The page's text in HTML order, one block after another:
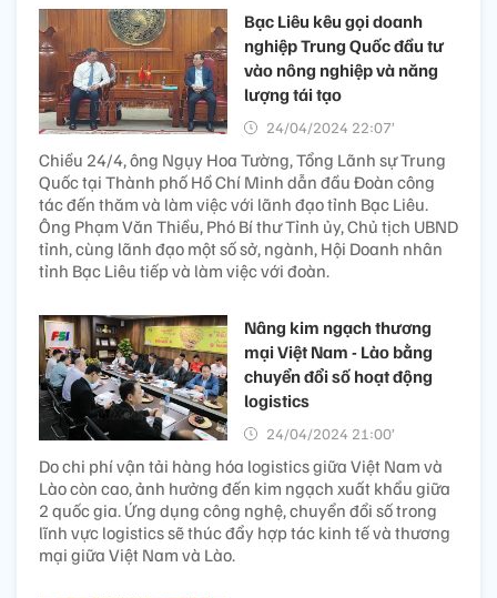
Bạc Liêu kêu gọi doanh
nghiệp Trung Quốc đầu tư
vào nông nghiệp và năng
lượng tái tạo
24/04/2024 22:07’
Chiều 24/4, ông Ngụy Hoa Tường, Tổng Lãnh sự Trung
Quốc tại Thành phố Hồ Chí Minh dẫn đầu Đoàn công
tác đến thăm và làm việc với lãnh đạo tỉnh Bạc Liêu.
Ông Phạm Văn Thiều, Phó Bí thư Tỉnh ủy, Chủ tịch UBND
tỉnh, cùng lãnh đạo một số sở, ngành, Hội Doanh nhân
tỉnh Bạc Liêu tiếp và làm việc với đoàn.
Nâng kim ngạch thương
mại Việt Nam - Lào bằng
chuyển đổi số hoạt động
logistics
24/04/2024 21:00’
Do chi phí vận tải hàng hóa logistics giữa Việt Nam và
Lào còn cao, ảnh hưởng đến kim ngạch xuất khẩu giữa
2 quốc gia. Ứng dụng công nghệ, chuyển đổi số trong
lĩnh vực logistics sẽ thúc đẩy hợp tác kinh tế và thương
mại giữa Việt Nam và Lào.